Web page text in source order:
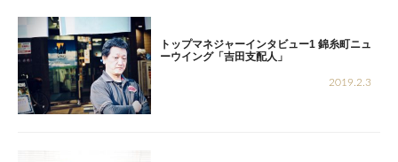
トップマネジャーインタビュー1 錦糸町ニュ
ーウイング「吉田支配人」
2019.2.3